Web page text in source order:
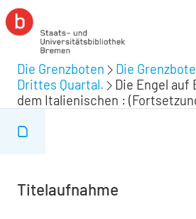
Die Grenzboten Die
Drittes Quartal.
Die Engel auf
dem Italienischen :
Titelaufnahme